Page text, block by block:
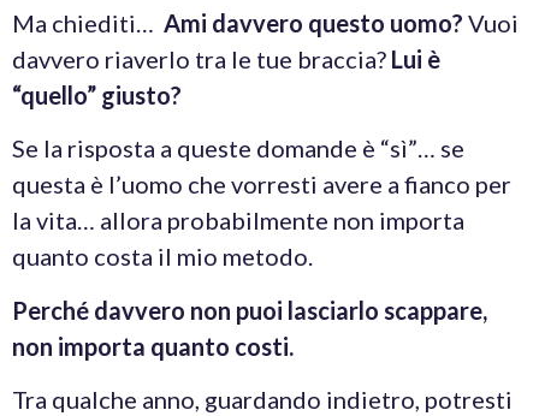
Ma chiediti… Ami davvero questo uomo? Vuoi
davvero riaverlo tra le tue braccia? Lui è
“quello” giusto?
Se la risposta a queste domande è “sì”… se
questa è l’uomo che vorresti avere a fianco per
la vita… allora probabilmente non importa
quanto costa il mio metodo.
Perché davvero non puoi lasciarlo scappare,
non importa quanto costi.
Tra qualche anno, guardando indietro, potresti